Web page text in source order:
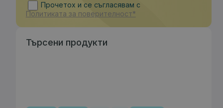
Прочетох и се съгласявам с
Политиката за поверителност*
Търсени продукти